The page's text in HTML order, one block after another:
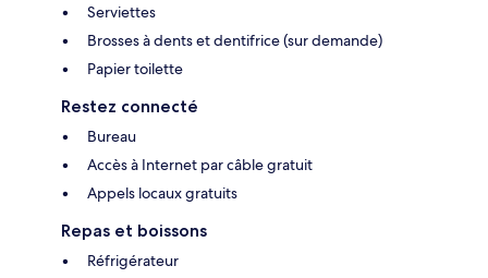
Serviettes
Brosses à dents et dentifrice (sur demande)
Papier toilette
Restez connecté
Bureau
Accès à Internet par câble gratuit
Appels locaux gratuits
Repas et boissons
Réfrigérateur